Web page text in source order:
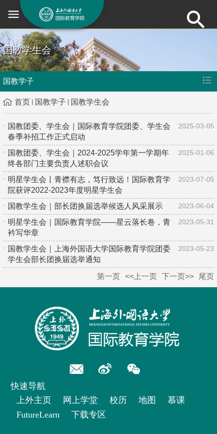
国教学生会
国教学子
首页 国教学子 国教学生会
国教团委、学生会｜国际教育学院团委、学生会
春季补招工作正式启动
2025-03-05
国教团委、学生会｜2024-2025学年第一学期年
终各部门主要负责人述职会议
2025-01-06
明星学生会丨青襟有志，笃行致远！国际教育学
院获评2022-2023年度明星学生会
2023-07-05
国教学生会｜部长团换届选举候选人风采展示 2023-06-04
明星学生会｜国际教育学院——星云落长卷，青
衿写华章
2023-05-31
国教学生会｜上海外国语大学国际教育学院团委
学生会部长团换届选举通知
2023-05-23
第一页 <<上一页 下一页>> 尾页
快速导航
上外主页
网上学堂 校历 地图
慕课
FutureLearn
下载专区